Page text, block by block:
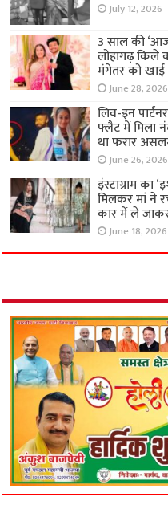
July 12, 2026
3 साल की
लोहागढ़ किले
मंगेतर को
June 28, 2026
लिव-इन
फ्लैट में मिला
था फरार
June 26, 2026
इंस्टाग्राम का
मिलकर मां ने
कार में ले
June 18, 2026